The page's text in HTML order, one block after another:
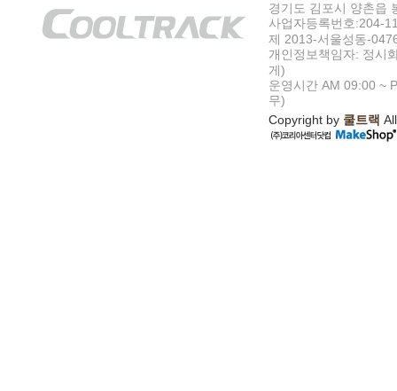
경기도 김포시 양촌읍
사업자등록번호:204-
제 2013-서울성동-
개인정보책임자: 정시
게)
운영시간 AM 09:00 ~
무)
Copyright by 쿨트랙